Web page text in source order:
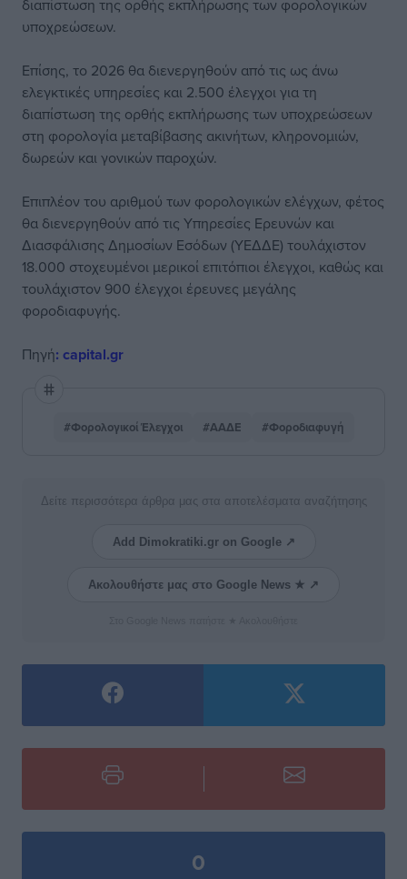
διαπίστωση της ορθής εκπλήρωσης των φορολογικών
υποχρεώσεων.
Επίσης, το 2026 θα διενεργηθούν από τις ως άνω
ελεγκτικές υπηρεσίες και 2.500 έλεγχοι για τη
διαπίστωση της ορθής εκπλήρωσης των υποχρεώσεων
στη φορολογία μεταβίβασης ακινήτων, κληρονομιών,
δωρεών και γονικών παροχών.
Επιπλέον του αριθμού των φορολογικών ελέγχων, φέτος
θα διενεργηθούν από τις Υπηρεσίες Ερευνών και
Διασφάλισης Δημοσίων Εσόδων (ΥΕΔΔΕ) τουλάχιστον
18.000 στοχευμένοι μερικοί επιτόπιοι έλεγχοι, καθώς και
τουλάχιστον 900 έλεγχοι έρευνες μεγάλης
φοροδιαφυγής.
Πηγή: capital.gr
#Φορολογικοί Έλεγχοι #ΑΑΔΕ #Φοροδιαφυγή
Δείτε περισσότερα άρθρα μας στα αποτελέσματα αναζήτησης
Add Dimokratiki.gr on Google ↗
Ακολουθήστε μας στο Google News ★ ↗
0